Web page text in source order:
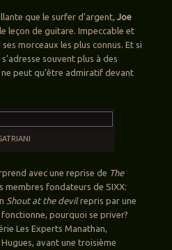
que le surfer d’argent, Joe
leçon de guitare. Impeccable et
morceaux les plus connus. Et si
souvent plus à des
peut qu’être admiratif devant
avec une reprise de The
fondateurs de SIXX:
Shout at the devilrepris par une
pourquoi se priver?
Les Experts Manathan,
avant une troisième